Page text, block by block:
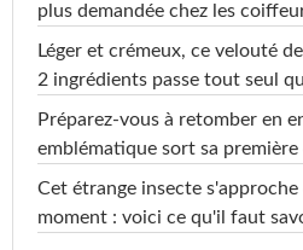
plus demandée chez les
Léger et crémeux, ce velouté
2 ingrédients passe tout seul
Préparez-vous à retomber en
emblématique sort sa
Cet étrange insecte s'approche
moment : voici ce qu'il faut